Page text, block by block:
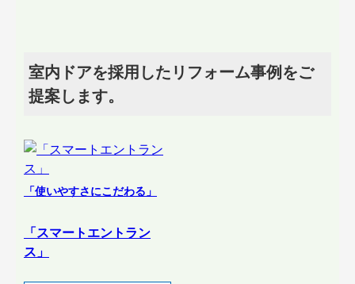
室内ドアを採用したリフォーム事例をご
提案します。
「使いやすさにこだわる」
「スマートエントラン
ス」